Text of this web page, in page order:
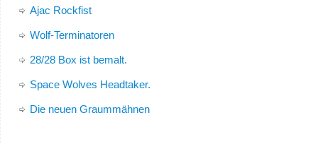
Ajac Rockfist
Wolf-Terminatoren
28/28 Box ist bemalt.
Space Wolves Headtaker.
Die neuen Graummähnen